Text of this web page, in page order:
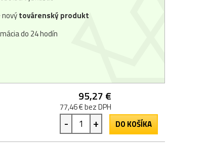
novýtovárenský produkt
do 24 hodín
95,27 €
77,46 € bez DPH
- + DO KOŠÍKA